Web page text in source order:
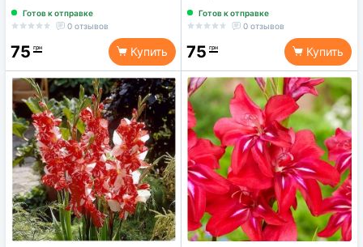
Готов к отправке
0 отзывов
75 грн Купить
Готов к отправке
0 отзывов
75 грн Купить